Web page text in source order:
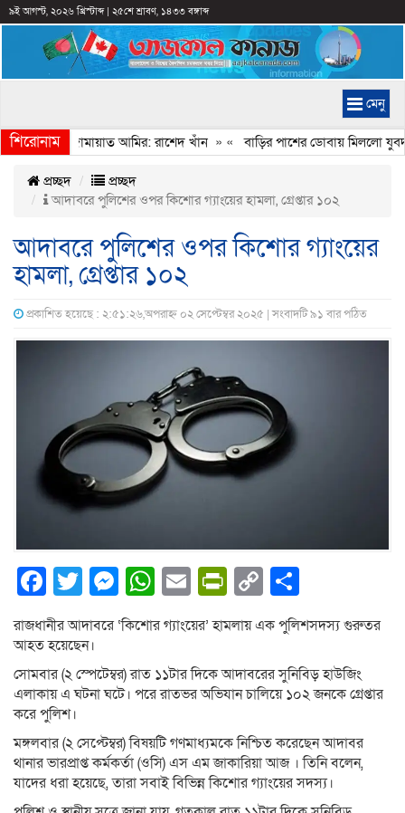
৯ই আগস্ট, ২০২৬ খ্রিস্টাব্দ| ২৫শে শ্রাবণ, ১৪৩৩ বঙ্গাব্দ
মেনু
শিরোনাম
করেন জামায়াত আমির: রাশেদ খাঁন» « বাড়ির পাশের ডোবায় মিললো
প্রচ্ছদ
প্রচ্ছদ
আদাবরে পুলিশের ওপর কিশোর গ্যাংয়ের হামলা, গ্রেপ্তার ১০২
আদাবরে পুলিশের ওপর কিশোর গ্যাংয়ের
হামলা, গ্রেপ্তার ১০২
প্রকাশিত হয়েছে : ২:৫১:২৬,অপরাহ্ন ০২ সেপ্টেম্বর ২০২৫ | সংবাদটি ৯১ বার পঠিত
Facebook
Twitter
Messenger
WhatsApp
EmailPrintFriendly
Copy
Link
রাজধানীর আদাবরে ‘কিশোর গ্যাংয়ের’ হামলায় এক পুলিশসদস্য গুরুতর
আহত হয়েছেন।
সোমবার (২ স্পেটেম্বর) রাত ১১টার দিকে আদাবরের সুনিবিড় হাউজিং
এলাকায় এ ঘটনা ঘটে। পরে রাতভর অভিযান চালিয়ে ১০২ জনকে গ্রেপ্তার
করে পুলিশ।
মঙ্গলবার (২ সেপ্টেম্বর) বিষয়টি গণমাধ্যমকে নিশ্চিত করেছেন আদাবর
থানার ভারপ্রাপ্ত কর্মকর্তা (ওসি) এস এম জাকারিয়া আজ । তিনি বলেন,
যাদের ধরা হয়েছে, তারা সবাই বিভিন্ন কিশোর গ্যাংয়ের সদস্য।